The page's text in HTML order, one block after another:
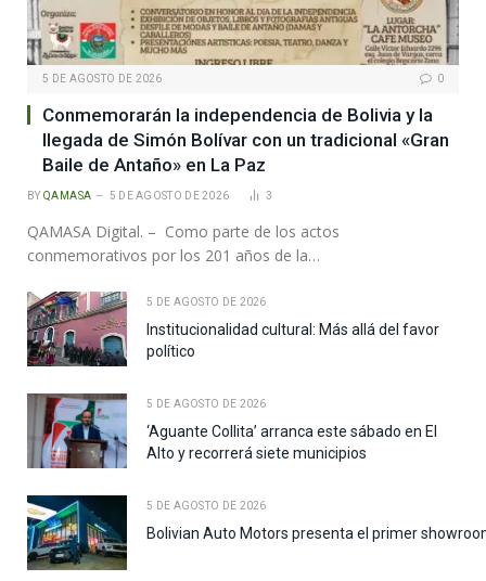
5 DE AGOSTO DE 2026 0
Conmemorarán la independencia de Bolivia y la
llegada de Simón Bolívar con un tradicional «Gran
Baile de Antaño» en La Paz
BY QAMASA 5 DE AGOSTO DE 2026 3
QAMASA Digital. – Como parte de los actos
conmemorativos por los 201 años de la…
5 DE AGOSTO DE 2026
Institucionalidad cultural: Más allá del favor
político
5 DE AGOSTO DE 2026
‘Aguante Collita’ arranca este sábado en El
Alto y recorrerá siete municipios
5 DE AGOSTO DE 2026
Bolivian Auto Motors presenta el primer